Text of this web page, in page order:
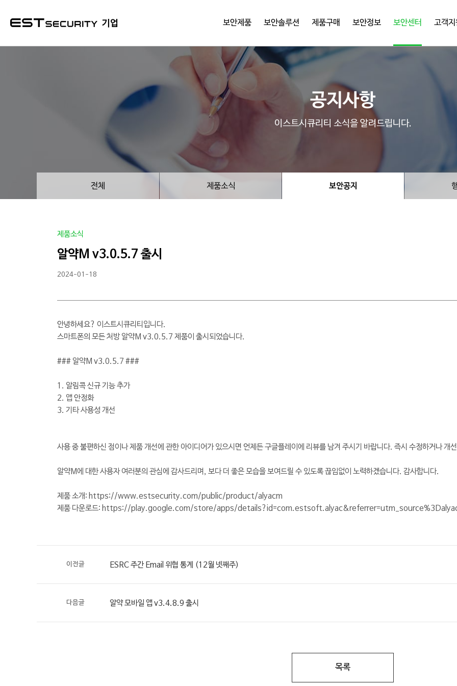
기업 보안제품 보안솔루션 제품구매 보안정보 보안센터 고객지
공지사항
이스트시큐리티 소식을 알려드립니다.
전체 제품소식 보안공지
알약M v3.0.5.7 출시
제품소식
2024-01-18
안녕하세요? 이스트시큐리티입니다.
스마트폰의 모든 처방 알약M v3.0.5.7 제품이 출시되었습니다.
### 알약M v3.0.5.7 ###
1. 알림콕 신규 기능 추가
2. 앱 안정화
3. 기타 사용성 개선
사용 중 불편하신 점이나 제품 개선에 관한 아이디어가 있으시면 언제든 구글플레이에 리뷰를 남겨 주시기 바랍니다. 즉시 수정하거나 개
​​알약M에 대한 사용자 여러분의 관심에 감사드리며, 보다 더 좋은 모습을 보여드릴 수 있도록 끊임없이 노력하겠습니다. 감사합니다.
제품 소개: https://www.estsecurity.com/public/product/alyacm
제품 다운로드: https://play.google.com/store/apps/
이전글 ESRC 주간 Email 위협 통계 (12월 넷째주)
다음글 알약 모바일 앱 v3.4.8.9 출시
목록